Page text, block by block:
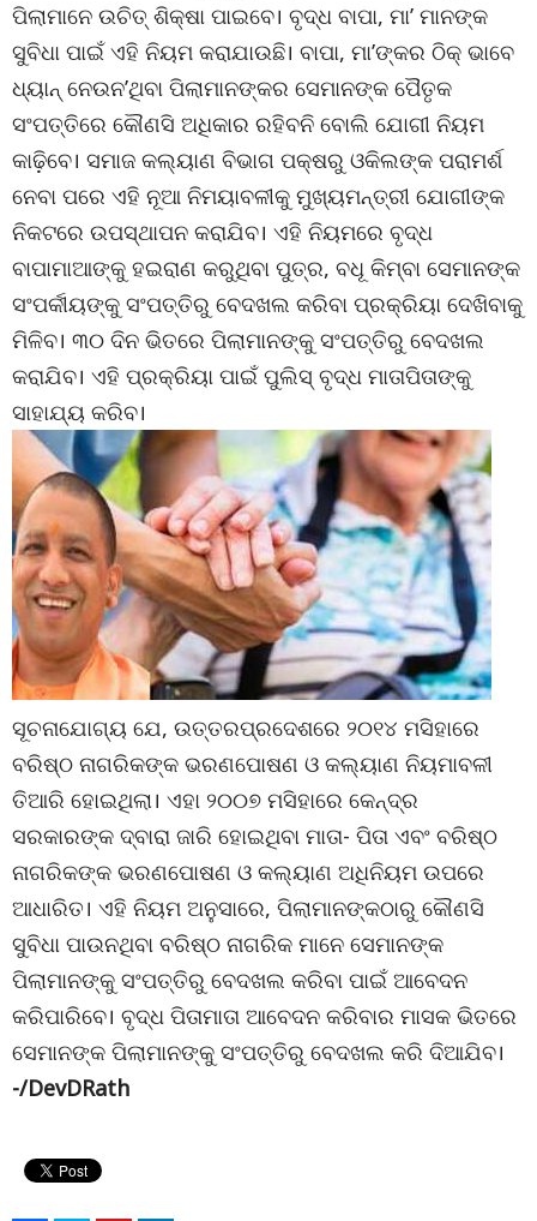
ପିଲାମାନେ ଉଚିତ୍ ଶିକ୍ଷା ପାଇବେ। ବୃଦ୍ଧ ବାପା, ମା’ ମାନଙ୍କ
ସୁବିଧା ପାଇଁ ଏହି ନିୟମ କରାଯାଉଛି। ବାପା, ମା’ଙ୍କର ଠିକ୍‌ ଭାବେ
ଧ୍ୟାନ୍‌ ନେଉନ’ଥିବା ପିଲାମାନଙ୍କର ସେମାନଙ୍କ ପୈତୃକ
ସଂପତ୍ତିରେ କୌଣସି ଅଧିକାର ରହିବନି ବୋଲି ଯୋଗୀ ନିୟମ
କାଢ଼ିବେ। ସମାଜ କଲ୍ୟାଣ ବିଭାଗ ପକ୍ଷରୁ ଓକିଲଙ୍କ ପରାମର୍ଶ
ନେବା ପରେ ଏହି ନୂଆ ନିମୟାବଳୀକୁ ମୁଖ୍ୟମନ୍ତ୍ରୀ ଯୋଗୀଙ୍କ
ନିକଟରେ ଉପସ୍ଥାପନ କରାଯିବ। ଏହି ନିୟମରେ ବୃଦ୍ଧ
ବାପାମାଆଙ୍କୁ ହଇରାଣ କରୁଥିବା ପୁତ୍ର, ବଧୂ କିମ୍ବା ସେମାନଙ୍କ
ସଂପର୍କୀୟଙ୍କୁ ସଂପତ୍ତିରୁ ବେଦଖଲ କରିବା ପ୍ରକ୍ରିୟା ଦେଖିବାକୁ
ମିଳିବ। ୩୦ ଦିନ ଭିତରେ ପିଲାମାନଙ୍କୁ ସଂପତ୍ତିରୁ ବେଦଖଲ
କରାଯିବ। ଏହି ପ୍ରକ୍ରିୟା ପାଇଁ ପୁଲିସ୍‌ ବୃଦ୍ଧ ମାତାପିତାଙ୍କୁ
ସାହାଯ୍ୟ କରିବ।
ସୂଚନାଯୋଗ୍ୟ ଯେ, ଉତ୍ତରପ୍ରଦେଶରେ ୨୦୧୪ ମସିହାରେ
ବରିଷ୍ଠ ନାଗରିକଙ୍କ ଭରଣପୋଷଣ ଓ କଲ୍ୟାଣ ନିୟମାବଳୀ
ତିଆରି ହୋଇଥିଲା। ଏହା ୨୦୦୭ ମସିହାରେ କେନ୍ଦ୍ର
ସରକାରଙ୍କ ଦ୍ବାରା ଜାରି ହୋଇଥିବା ମାତା- ପିତା ଏବଂ ବରିଷ୍ଠ
ନାଗରିକଙ୍କ ଭରଣପୋଷଣ ଓ କଲ୍ୟାଣ ଅଧିନିୟମ ଉପରେ
ଆଧାରିତ। ଏହି ନିୟମ ଅନୁସାରେ, ପିଲାମାନଙ୍କଠାରୁ କୌଣସି
ସୁବିଧା ପାଉନଥିବା ବରିଷ୍ଠ ନାଗରିକ ମାନେ ସେମାନଙ୍କ
ପିଲାମାନଙ୍କୁ ସଂପତ୍ତିରୁ ବେଦଖଲ କରିବା ପାଇଁ ଆବେଦନ
କରିପାରିବେ। ବୃଦ୍ଧ ପିତାମାତା ଆବେଦନ କରିବାର ମାସକ ଭିତରେ
ସେମାନଙ୍କ ପିଲାମାନଙ୍କୁ ସଂପତ୍ତିରୁ ବେଦଖଲ କରି ଦିଆଯିବ।
-/DevDRath